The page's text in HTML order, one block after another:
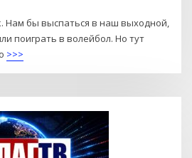
Нам бы выспаться в наш выходной,
поиграть в волейбол. Но тут
>>>